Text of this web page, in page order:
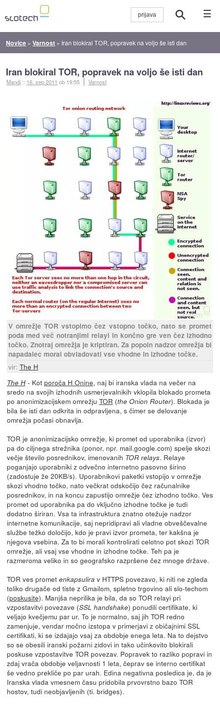
☰
Novice »Varnost » Iran blokiral TOR, popravek na voljo še isti dan
Iran blokiral TOR, popravek na voljo še isti dan
Mandi :: 16. sep 2011 ob 19:55 Varnost
V omrežje TOR vstopimo čez vstopno točko, nato se promet
poda med več notranjimi relayi in končno gre ven čez izhodno
točko. Znotraj omrežja je kriptiran. Za popoln nadzor omrežja bi
napadalec moral obvladovati vse vhodne in izhodne točke.
vir: The H
The H- Kot poroča H Onine, naj bi iranska vlada na večer na
sredo na svojih izhodnih usmerjevalnikih vklopila blokado prometa
po anonimizacijskem omrežju TOR (the Onion Router). Blokada je
bila še isti dan odkrita in odpravljena, s čimer se delovanje
omrežja počasi obnavlja.
TOR je anonimizacijsko omrežje, ki promet od uporabnika (izvor)
pa do ciljnega strežnika (ponor, npr. mail.google.com) spelje skozi
večje število posrednikov, imenovanih TOR relays. Relaye
poganjajo uporabniki z odvečno internetno pasovno širino
(zadostuje že 20KB/s). Uporabnikovi paketki vstopijo v omrežje
skozi vhodno točko, nato večkrat odskočijo čez računalnike
posrednikov, in na koncu zapustijo omrežje čez izhodno točko. Ves
promet od uporabnika pa do vključno izhodne točke je tudi
dodatno širiran. Vsa ta infrastruktura znatno otežuje nadzor
internetne komunikacije, saj nepridipravi ali vladne obveščevalne
službe težko določijo, kdo je pravi izvor prometa, ter kakšna je
njegova vsebina. Za to bi morali kontrolirati celotno pot skozi TOR
omrežje, ali vsaj vse vhodne in izhodne točke. Teh pa je
razmeroma veliko in so geografsko razpršene čez mnoge države.
TOR ves promet enkapsulira v HTTPS povezavo, ki niti ne zgleda
toliko drugače od tiste z Gmailom, spletno trgovino ali slo-techom
(poskusite). Manjša neprilika je bila, da so TOR relayi pri
vzpostavitvi povezave (SSL handshake) ponudili certifikate, ki
veljajo kvečjemu par ur. To je normalno, saj jih TOR redno
zamenjuje, vendar močno izstopa v primerjavi z običajnimi SSL
certifikati, ki se izdajajo vsaj za obdobje enega leta. Na to dejstvo
so se obesili iranski požarni zidovi in tako učinkovito blokirali
poskuse vzpostavitve TOR povezav. Popravek to razliko popravi in
zdaj vrača obdobje veljavnosti 1 leta, čeprav se interno certifikat
še vedno prekliče po par urah. Edina negativna posledica je, da je
Iranska vlada vmesnem času pridobila prvovrstno bazo TOR
hostov, tudi neobjavljenih (ti. bridges).